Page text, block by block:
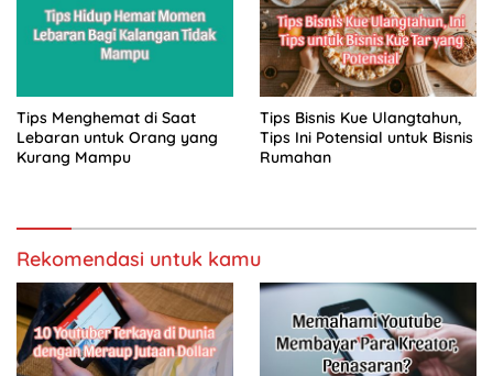
Tips Menghemat di Saat
Lebaran untuk Orang yang
Kurang Mampu
Tips Bisnis Kue Ulangtahun,
Tips Ini Potensial untuk Bisnis
Rumahan
Rekomendasi untuk kamu